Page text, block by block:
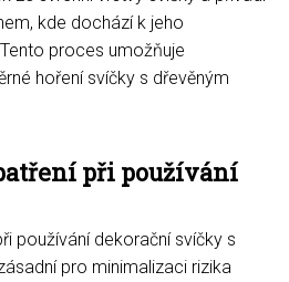
kde dochází k jeho
proces umožňuje
hoření svíčky s dřevěným
při používání
používání dekorační svíčky s
pro minimalizaci rizika